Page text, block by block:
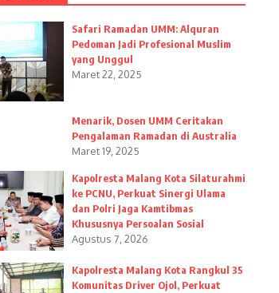
Safari Ramadan UMM: Alquran
Pedoman Jadi Profesional Muslim
yang Unggul
Maret 22, 2025
Menarik, Dosen UMM Ceritakan
Pengalaman Ramadan di Australia
Maret 19, 2025
Kapolresta Malang Kota Silaturahmi
ke PCNU, Perkuat Sinergi Ulama
dan Polri Jaga Kamtibmas
Khususnya Persoalan Sosial
Agustus 7, 2026
Kapolresta Malang Kota Rangkul 35
Komunitas Driver Ojol, Perkuat